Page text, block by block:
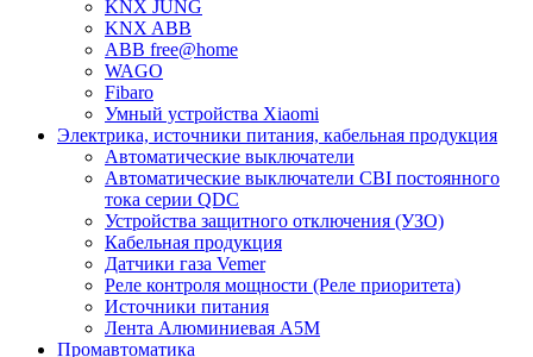
KNX JUNG
KNX ABB
ABB free@home
WAGO
Fibaro
Умный устройства Xiaomi
Электрика, источники питания, кабельная продукция
Автоматические выключатели
Автоматические выключатели CBI постоянного
тока серии QDC
Устройства защитного отключения (УЗО)
Кабельная продукция
Датчики газа Vemer
Реле контроля мощности (Реле приоритета)
Источники питания
Лента Алюминиевая А5М
Промавтоматика